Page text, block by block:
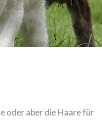
oder aber die Haare für